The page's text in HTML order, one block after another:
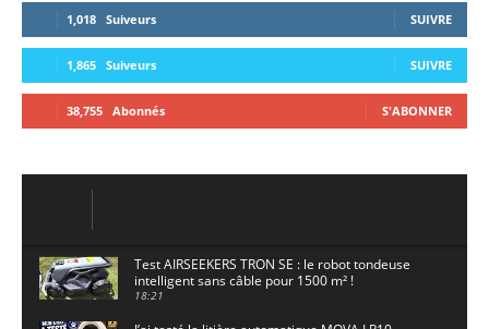
1,018 Suiveurs SUIVRE
1,865 Suiveurs SUIVRE
38,755 Abonnés S'ABONNER
Test AIRSEEKERS TRON SE : le robot tondeuse
intelligent sans câble pour 1500 m² !
18:21